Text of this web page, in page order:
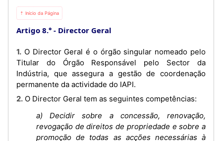
⇡ Início da Página
Artigo 8.° Director Geral
1. O Director Geral é o órgão singular nomeado pelo
Titular do Órgão Responsável pelo Sector da
Indústria, que assegura a gestão de coordenação
permanente da actividade do IAPI.
2. O Director Geral tem as seguintes competências:
a) Decidir sobre a concessão, renovação,
revogação de direitos de propriedade e sobre a
promoção de todas as acções necessárias à